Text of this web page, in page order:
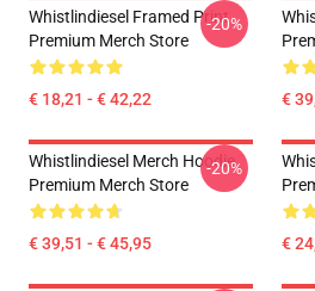
Whistlindiesel Framed Print
Premium Merch Store
€ 18,21 - € 42,22
-20%
€
Whistlindiesel Merch Hoodie
Premium Merch Store
€ 39,51 - € 45,95
-20%
€